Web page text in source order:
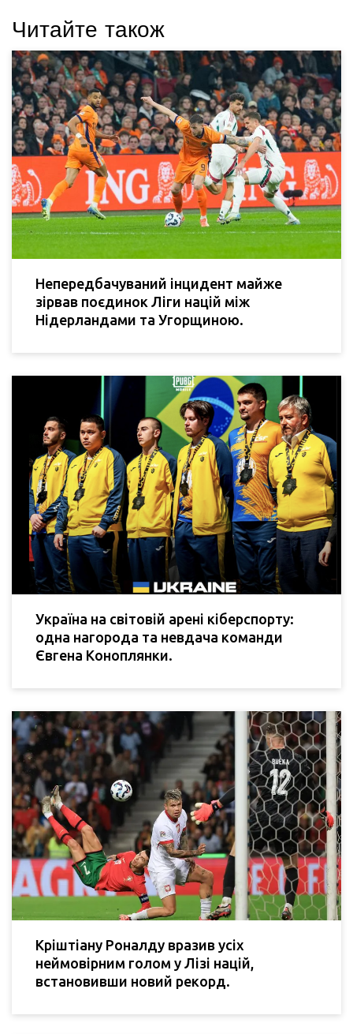
Читайте також
Непередбачуваний інцидент майже
зірвав поєдинок Ліги націй між
Нідерландами та Угорщиною.
Україна на світовій арені кіберспорту:
одна нагорода та невдача команди
Євгена Коноплянки.
Кріштіану Роналду вразив усіх
неймовірним голом у Лізі націй,
встановивши новий рекорд.